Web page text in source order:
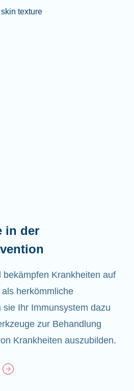
in der
bekämpfen Krankheiten auf
herkömmliche
Ihr Immunsystem dazu
zur Behandlung
Krankheiten auszubilden.